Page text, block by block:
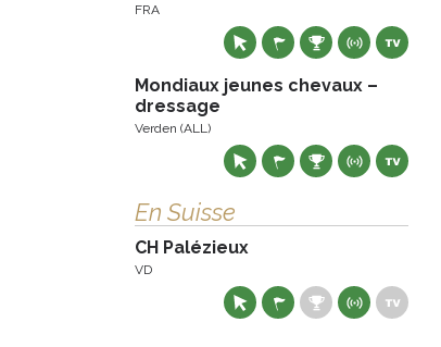
FRA
Mondiaux jeunes chevaux –
dressage
Verden (ALL)
En Suisse
CH Palézieux
VD